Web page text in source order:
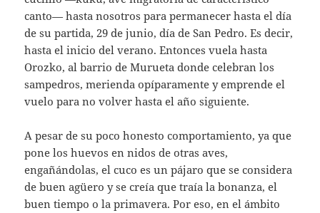
canto— hasta nosotros para permanecer hasta el día
de su partida, 29 de junio, día de San Pedro. Es decir,
hasta el inicio del verano. Entonces vuela hasta
Orozko, al barrio de Murueta donde celebran los
sampedros, merienda opíparamente y emprende el
vuelo para no volver hasta el año siguiente.
A pesar de su poco honesto comportamiento, ya que
pone los huevos en nidos de otras aves,
engañándolas, el cuco es un pájaro que se considera
de buen agüero y se creía que traía la bonanza, el
buen tiempo o la primavera. Por eso, en el ámbito